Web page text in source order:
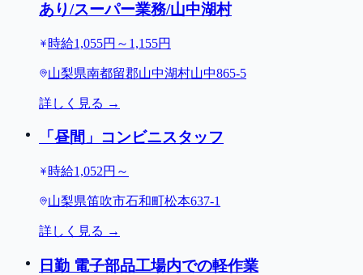
あり/スーパー業務/山中湖村
時給1,055円～1,155円
山梨県南都留郡山中湖村山中865-5
詳しく見る →
「昼間」コンビニスタッフ
時給1,052円～
山梨県笛吹市石和町松本637-1
詳しく見る →
日勤 電子部品工場内での軽作業